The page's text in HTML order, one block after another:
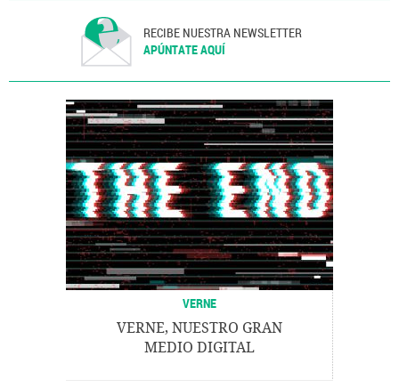
RECIBE NUESTRA NEWSLETTER
APÚNTATE AQUÍ
VERNE
VERNE, NUESTRO GRAN
MEDIO DIGITAL